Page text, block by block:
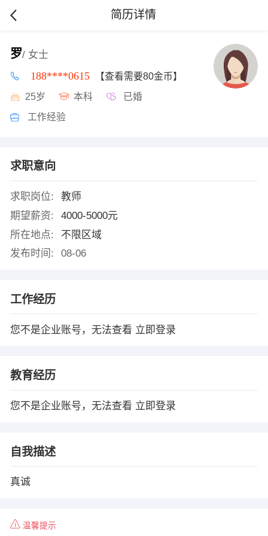
简历详情
罗/ 女士
188****0615 【查看需要80金币】
25岁 本科 已婚
工作经验
求职意向
求职岗位:
教师
期望薪资:
4000-5000元
所在地点:
不限区域
发布时间:
08-06
工作经历
您不是企业账号，无法查看 立即登录
教育经历
您不是企业账号，无法查看 立即登录
自我描述
真诚
温馨提示